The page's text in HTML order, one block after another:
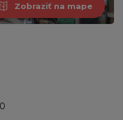
Zobraziť na mape